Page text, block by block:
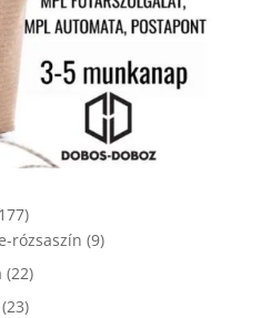
177
termék
rózsaszín 99
2222
2323